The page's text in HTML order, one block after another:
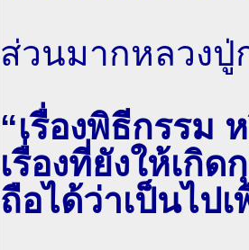
ส่วนมากหลวงปู่
“เรื่องพิธีกรรม
เรื่องที่ยังให้เกิ
ถือได้ว่าเป็นไป